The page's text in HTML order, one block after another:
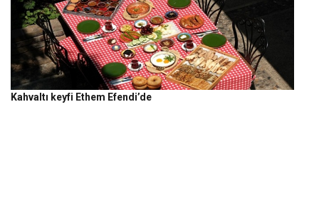
Kahvaltı keyfi Ethem Efendi’de